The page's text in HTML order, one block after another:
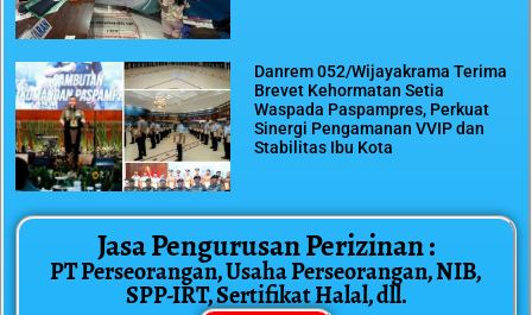
Danrem 052/Wijayakrama Terima
Brevet Kehormatan Setia
Waspada Paspampres, Perkuat
Sinergi Pengamanan VVIP dan
Stabilitas Ibu Kota
Jasa Pengurusan Perizinan :
PT Perseorangan, Usaha Perseorangan, NIB,
SPP-IRT, Sertifikat Halal, dll.